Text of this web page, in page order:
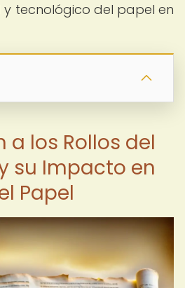
tecnológico del papel en
los Rollos del
su Impacto en
Papel